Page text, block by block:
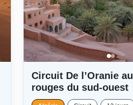
Circuit De l’Oranie
rouges du sud-ouest